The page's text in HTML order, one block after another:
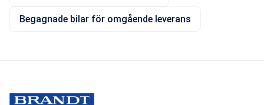
Begagnade bilar för omgående leverans